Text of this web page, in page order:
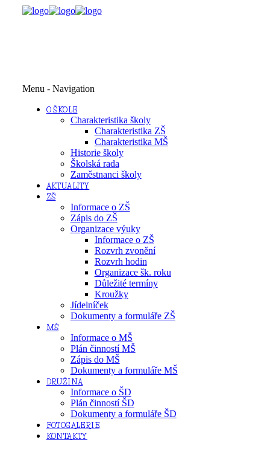
Menu - Navigation
O ŠKOLE
Charakteristika školy
Charakteristika ZŠ
Charakteristika MŠ
Historie školy
Školská rada
Zaměstnanci školy
AKTUALITY
ZŠ
Informace o ZŠ
Zápis do ZŠ
Organizace výuky
Informace o ZŠ
Rozvrh zvonění
Rozvrh hodin
Organizace šk. roku
Důležité termíny
Kroužky
Jídelníček
Dokumenty a formuláře ZŠ
MŠ
Informace o MŠ
Plán činností MŠ
Zápis do MŠ
Dokumenty a formuláře MŠ
DRUŽINA
Informace o ŠD
Plán činností ŠD
Dokumenty a formuláře ŠD
FOTOGALERIE
KONTAKTY